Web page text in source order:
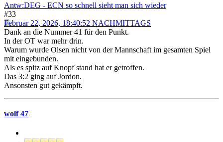
Antw:DEG - ECN so schnell sieht man sich wieder
#33
Februar 22, 2026, 18:40:52 NACHMITTAGS
Dank an die Nummer 41 für den Punkt.
In der OT war mehr drin.
Warum wurde Olsen nicht von der Mannschaft im gesamten Spiel
mit eingebunden.
Als es spitz auf Knopf stand hat er getroffen.
Das 3:2 ging auf Jordon.
Ansonsten gut gekämpft.
wolf 47